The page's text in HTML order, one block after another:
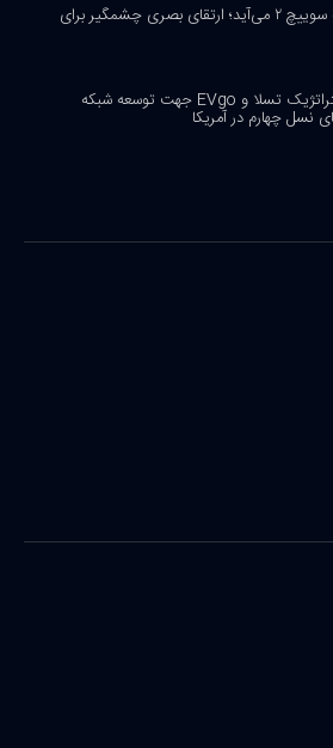
ماینکرفت به سوییچ ۲ می‌آید؛ ارتقای بصری چشمگیر برای
همکاری استراتژیک تسلا و EVgo جهت توسعه شبکه
نسل چهارم در آمریکا